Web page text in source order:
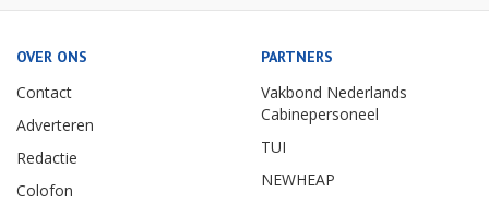
OVER ONS
Contact
Adverteren
Redactie
Colofon
PARTNERS
Vakbond Nederlands
Cabinepersoneel
TUI
NEWHEAP